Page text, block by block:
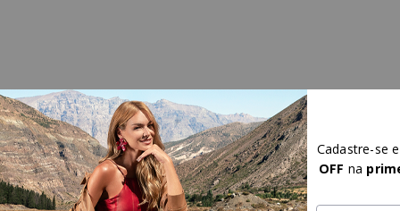
Cadastre-se
OFF na